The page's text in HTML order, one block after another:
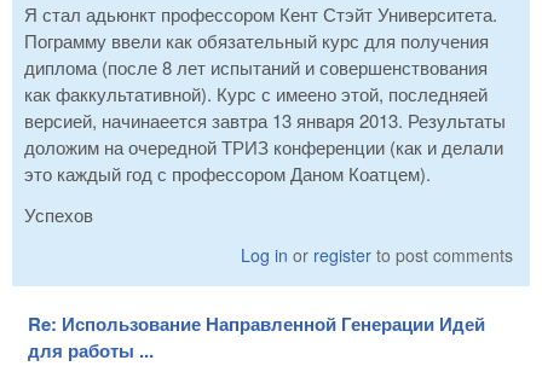
Я стал адьюнкт профессором Кент Стэйт Университета.
Пограмму ввели как обязательный курс для получения
диплома (после 8 лет испытаний и совершенствования
как факкультативной). Курс с имеено этой, последняей
версией, начинаеется завтра 13 января 2013. Результаты
доложим на очередной ТРИЗ конференции (как и делали
это каждый год с профессором Даном Коатцем).
Успехов
Log in or register to post comments
Re: Использование Направленной Генерации Идей
для работы ...